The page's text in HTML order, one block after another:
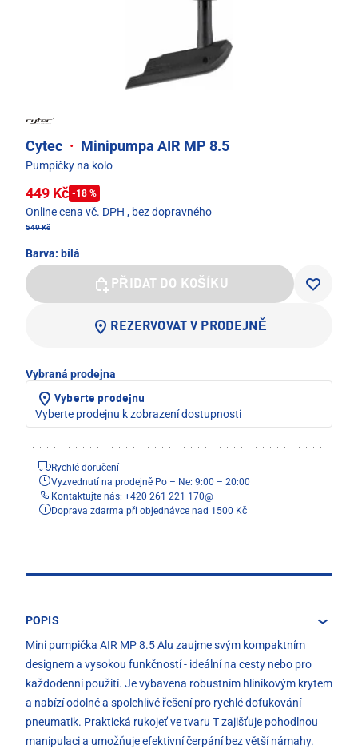
Cytec · Minipumpa AIR MP 8.5
Pumpičky na kolo
449 Kč -18 %
Online cena vč. DPH , bezdopravného
549 Kč
Barva: bílá
PŘIDAT DO KOŠÍKU
REZERVOVAT V PRODEJNĚ
Vybraná prodejna
Vyberte prodejnu
Vyberte prodejnu k zobrazení dostupnosti
Rychlé doručení
Vyzvednutí na prodejně Po – Ne: 9:00 – 20:00
Kontaktujte nás: +420 261 221 170@
Doprava zdarma při objednávce nad 1500 Kč
POPIS
Mini pumpička AIR MP 8.5 Alu zaujme svým kompaktním
designem a vysokou funkčností - ideální na cesty nebo pro
každodenní použití. Je vybavena robustním hliníkovým krytem
a nabízí odolné a spolehlivé řešení pro rychlé dofukování
pneumatik. Praktická rukojeť ve tvaru T zajišťuje pohodlnou
manipulaci a umožňuje efektivní čerpání bez větší námahy.